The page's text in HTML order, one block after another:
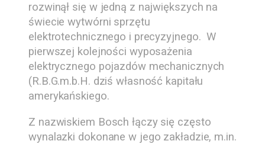
rozwinął się w jedną z największych na
świecie wytwórni sprzętu
elektrotechnicznego i precyzyjnego. W
pierwszej kolejności wyposażenia
elektrycznego pojazdów mechanicznych
(R.B.G.m.b.H. dziś własność kapitału
amerykańskiego.
Z nazwiskiem Bosch łączy się często
wynalazki dokonane w jego zakładzie, m.in.